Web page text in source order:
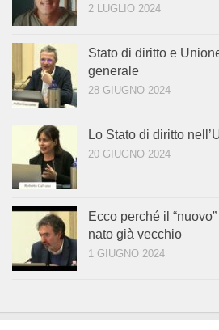
2 LUGLIO 2024
Stato di diritto e
generale
28 GIUGNO 2024
Lo Stato di diritto
20 GIUGNO 2024
Ecco perché il
nato già vecchio
1 GIUGNO 2024